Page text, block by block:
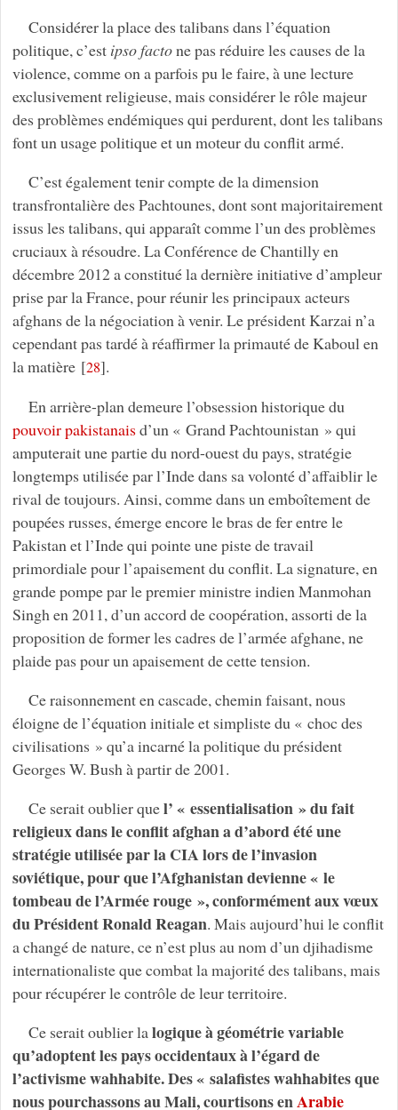
Considérer la place des talibans dans l’équation
politique, c’est ipso factone pas réduire les causes de la
violence, comme on a parfois pu le faire, à une lecture
exclusivement religieuse, mais considérer le rôle majeur
des problèmes endémiques qui perdurent, dont les talibans
font un usage politique et un moteur du conflit armé.
C’est également tenir compte de la dimension
transfrontalière des Pachtounes, dont sont majoritairement
issus les talibans, qui apparaît comme l’un des problèmes
cruciaux à résoudre. La Conférence de Chantilly en
décembre 2012 a constitué la dernière initiative d’ampleur
prise par la France, pour réunir les principaux acteurs
afghans de la négociation à venir. Le président Karzai n’a
cependant pas tardé à réaffirmer la primauté de Kaboul en
la matière[28].
En arrière-plan demeure l’obsession historique du
pouvoir pakistanaisd’un « Grand Pachtounistan » qui
amputerait une partie du nord-ouest du pays, stratégie
longtemps utilisée par l’Inde dans sa volonté d’affaiblir le
rival de toujours. Ainsi, comme dans un emboîtement de
poupées russes, émerge encore le bras de fer entre le
Pakistan et l’Inde qui pointe une piste de travail
primordiale pour l’apaisement du conflit. La signature, en
grande pompe par le premier ministre indien Manmohan
Singh en 2011, d’un accord de coopération, assorti de la
proposition de former les cadres de l’armée afghane, ne
plaide pas pour un apaisement de cette tension.
Ce raisonnement en cascade, chemin faisant, nous
éloigne de l’équation initiale et simpliste du « choc des
civilisations » qu’a incarné la politique du président
Georges W. Bush à partir de 2001.
Ce serait oublier quel’ « essentialisation » du fait
religieux dans le conflit afghan a d’abord été une
stratégie utilisée par la CIA lors de l’invasion
soviétique, pour que l’Afghanistan devienne « le
tombeau de l’Armée rouge », conformément aux vœux
du Président Ronald Reagan. Mais aujourd’hui le conflit
a changé de nature, ce n’est plus au nom d’un djihadisme
internationaliste que combat la majorité des talibans, mais
pour récupérer le contrôle de leur territoire.
Ce serait oublier lalogique à géométrie variable
qu’adoptent les pays occidentaux à l’égard de
l’activisme wahhabite. Des « salafistes wahhabites que
nous pourchassons au Mali, courtisons enArabie